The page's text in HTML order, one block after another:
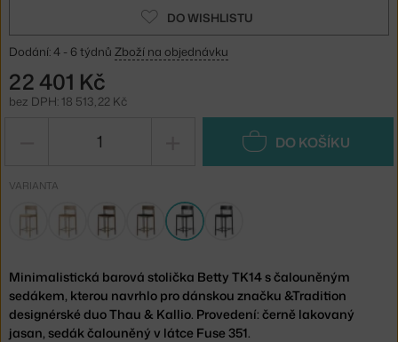
DO WISHLISTU
Dodání: 4 - 6 týdnů Zboží na objednávku
22 401 Kč
bez DPH: 18 513,22 Kč
DO KOŠÍKU
VARIANTA
Minimalistická barová stolička Betty TK14 s čalouněným
sedákem, kterou navrhlo pro dánskou značku &Tradition
designérské duo Thau & Kallio. Provedení: černě lakovaný
jasan, sedák čalouněný v látce Fuse 351.